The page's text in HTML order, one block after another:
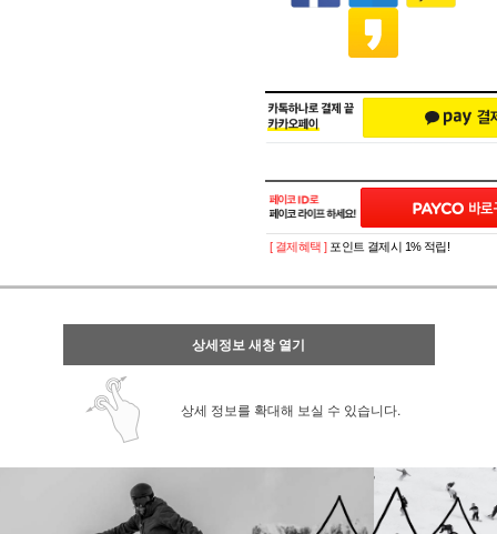
[ 결제혜택 ] 포인트 결제시 1% 적립!
상세정보 새창 열기
상세 정보를 확대해 보실 수 있습니다.